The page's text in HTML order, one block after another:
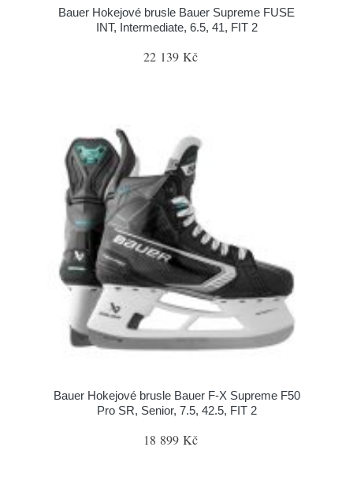
Bauer Hokejové brusle Bauer Supreme FUSE
INT, Intermediate, 6.5, 41, FIT 2
22 139 Kč
Bauer Hokejové brusle Bauer F-X Supreme F50
Pro SR, Senior, 7.5, 42.5, FIT 2
18 899 Kč